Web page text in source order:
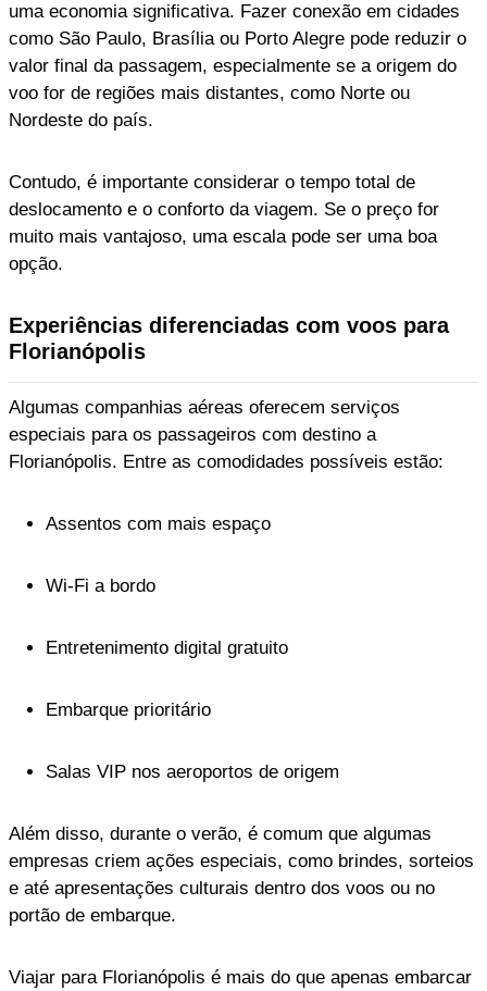
uma economia significativa. Fazer conexão em cidades
como São Paulo, Brasília ou Porto Alegre pode reduzir o
valor final da passagem, especialmente se a origem do
voo for de regiões mais distantes, como Norte ou
Nordeste do país.
Contudo, é importante considerar o tempo total de
deslocamento e o conforto da viagem. Se o preço for
muito mais vantajoso, uma escala pode ser uma boa
opção.
Experiências diferenciadas com voos para
Florianópolis
Algumas companhias aéreas oferecem serviços
especiais para os passageiros com destino a
Florianópolis. Entre as comodidades possíveis estão:
Assentos com mais espaço
Wi-Fi a bordo
Entretenimento digital gratuito
Embarque prioritário
Salas VIP nos aeroportos de origem
Além disso, durante o verão, é comum que algumas
empresas criem ações especiais, como brindes, sorteios
e até apresentações culturais dentro dos voos ou no
portão de embarque.
Viajar para Florianópolis é mais do que apenas embarcar